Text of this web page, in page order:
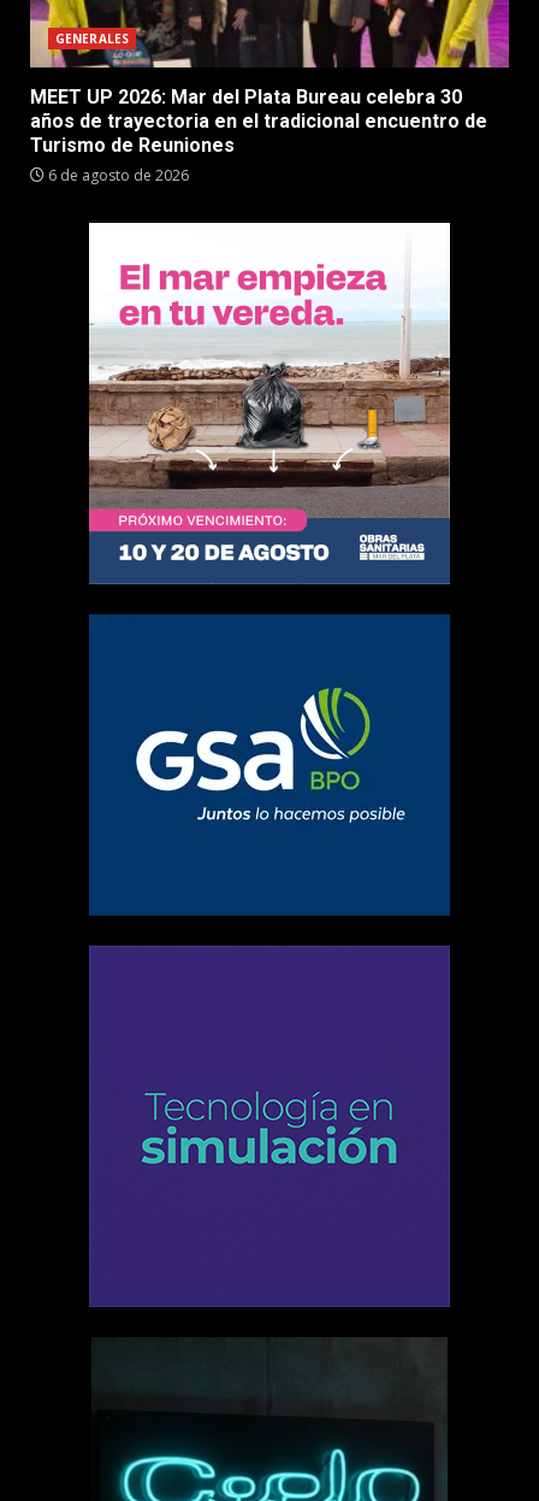
GENERALES
MEET UP 2026: Mar del Plata Bureau celebra 30
años de trayectoria en el tradicional encuentro de
Turismo de Reuniones
6 de agosto de 2026